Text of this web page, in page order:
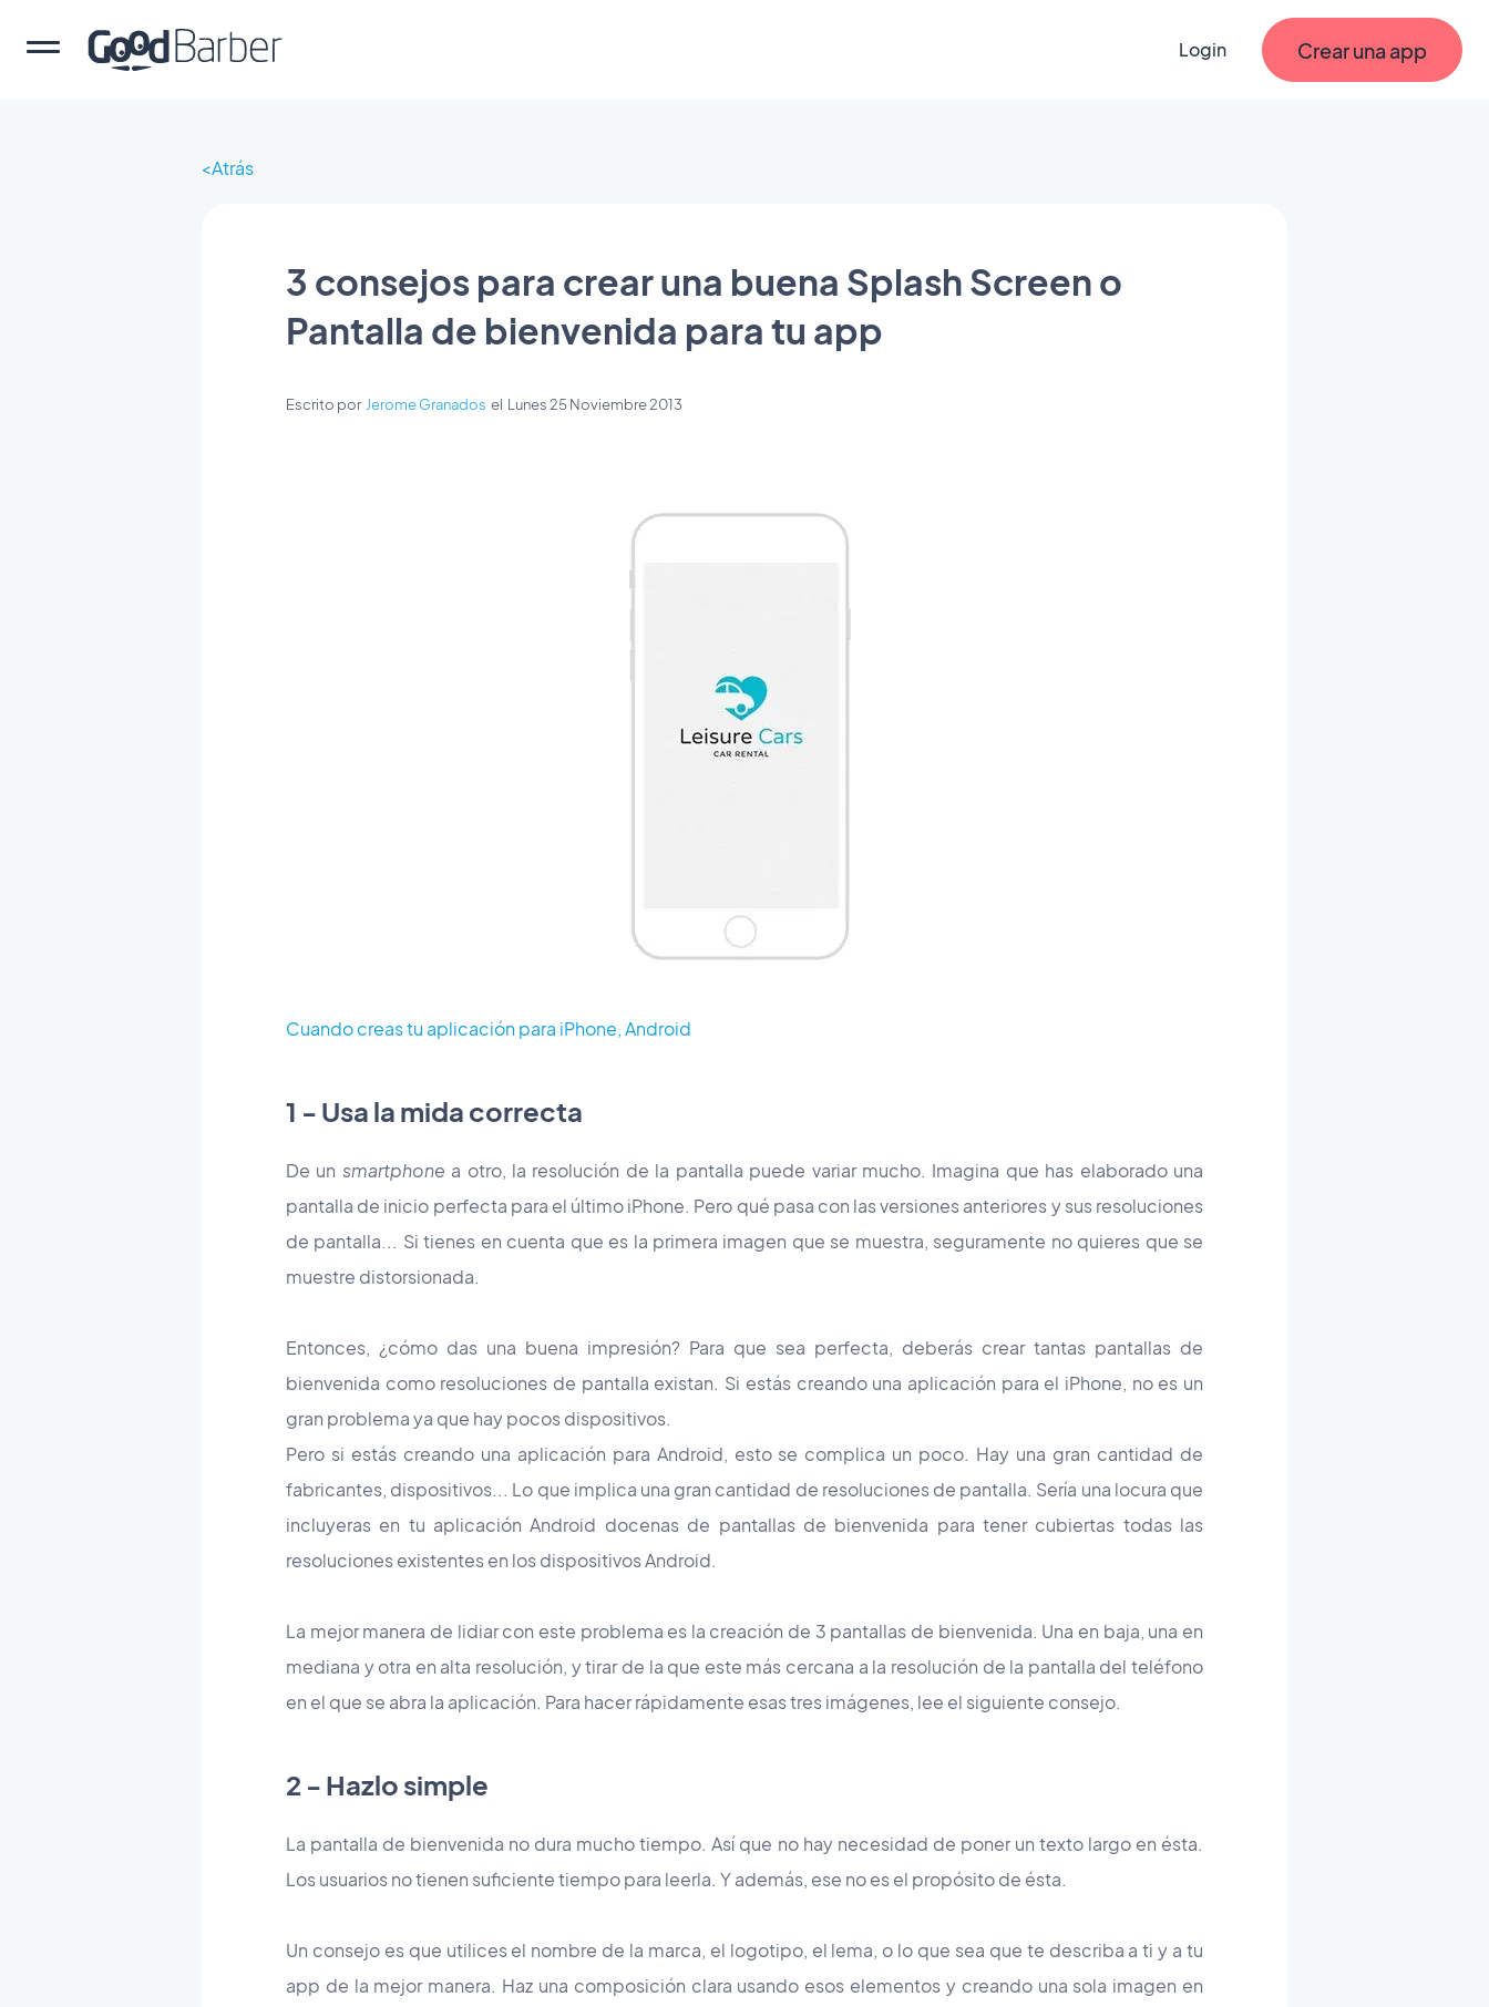
Login Crear una app
Atrás
3 consejos para crear una buena Splash Screen o
Pantalla de bienvenida para tu app
Escrito por Jerome Granados el Lunes 25 Noviembre 2013
Cuando creas tu aplicación para iPhone, Android
1 - Usa la mida correcta
De un smartphone a otro, la resolución de la pantalla puede variar mucho. Imagina que has elaborado una
pantalla de inicio perfecta para el último iPhone. Pero qué pasa con las versiones anteriores y sus resoluciones
de pantalla... Si tienes en cuenta que es la primera imagen que se muestra, seguramente no quieres que se
muestre distorsionada.
Entonces, ¿cómo das una buena impresión? Para que sea perfecta, deberás crear tantas pantallas de
bienvenida como resoluciones de pantalla existan. Si estás creando una aplicación para el iPhone, no es un
gran problema ya que hay pocos dispositivos.
Pero si estás creando una aplicación para Android, esto se complica un poco. Hay una gran cantidad de
fabricantes, dispositivos... Lo que implica una gran cantidad de resoluciones de pantalla. Sería una locura que
incluyeras en tu aplicación Android docenas de pantallas de bienvenida para tener cubiertas todas las
resoluciones existentes en los dispositivos Android.
La mejor manera de lidiar con este problema es la creación de 3 pantallas de bienvenida. Una en baja, una en
mediana y otra en alta resolución, y tirar de la que este más cercana a la resolución de la pantalla del teléfono
en el que se abra la aplicación. Para hacer rápidamente esas tres imágenes, lee el siguiente consejo.
2 - Hazlo simple
La pantalla de bienvenida no dura mucho tiempo. Así que no hay necesidad de poner un texto largo en ésta.
Los usuarios no tienen suficiente tiempo para leerla. Y además, ese no es el propósito de ésta.
Un consejo es que utilices el nombre de la marca, el logotipo, el lema, o lo que sea que te describa a ti y a tu
app de la mejor manera. Haz una composición clara usando esos elementos y creando una sola imagen en